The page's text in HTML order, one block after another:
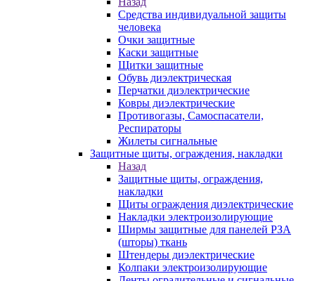
Средства индивидуальной защиты
человека
Очки защитные
Каски защитные
Щитки защитные
Обувь диэлектрическая
Перчатки диэлектрические
Ковры диэлектрические
Противогазы, Самоспасатели,
Респираторы
Жилеты сигнальные
Защитные щиты, ограждения, накладки
Назад
Защитные щиты, ограждения,
накладки
Щиты ограждения диэлектрические
Накладки электроизолирующие
Ширмы защитные для панелей РЗА
(шторы) ткань
Штендеры диэлектрические
Колпаки электроизолирующие